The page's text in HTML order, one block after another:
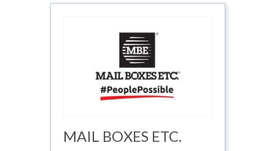
MAIL BOXES ETC.